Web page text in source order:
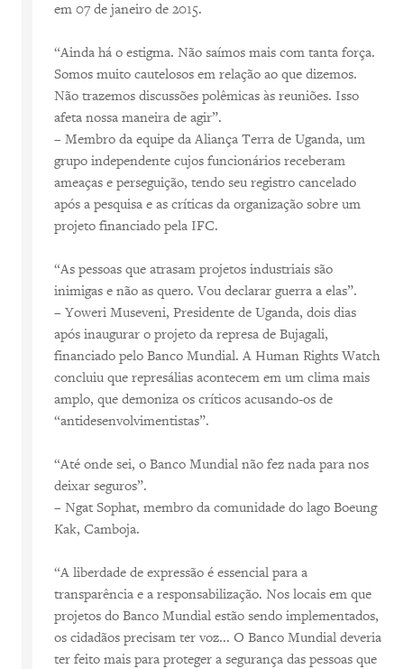
em 07 de janeiro de 2015.
“Ainda há o estigma. Não saímos mais com tanta força.
Somos muito cautelosos em relação ao que dizemos.
Não trazemos discussões polêmicas às reuniões. Isso
afeta nossa maneira de agir”.
– Membro da equipe da Aliança Terra de Uganda, um
grupo independente cujos funcionários receberam
ameaças e perseguição, tendo seu registro cancelado
após a pesquisa e as críticas da organização sobre um
projeto financiado pela IFC.
“As pessoas que atrasam projetos industriais são
inimigas e não as quero. Vou declarar guerra a elas”.
– Yoweri Museveni, Presidente de Uganda, dois dias
após inaugurar o projeto da represa de Bujagali,
financiado pelo Banco Mundial. A Human Rights Watch
concluiu que represálias acontecem em um clima mais
amplo, que demoniza os críticos acusando-os de
“antidesenvolvimentistas”.
“Até onde sei, o Banco Mundial não fez nada para nos
deixar seguros”.
– Ngat Sophat, membro da comunidade do lago Boeung
Kak, Camboja.
“A liberdade de expressão é essencial para a
transparência e a responsabilização. Nos locais em que
projetos do Banco Mundial estão sendo implementados,
os cidadãos precisam ter voz... O Banco Mundial deveria
ter feito mais para proteger a segurança das pessoas que